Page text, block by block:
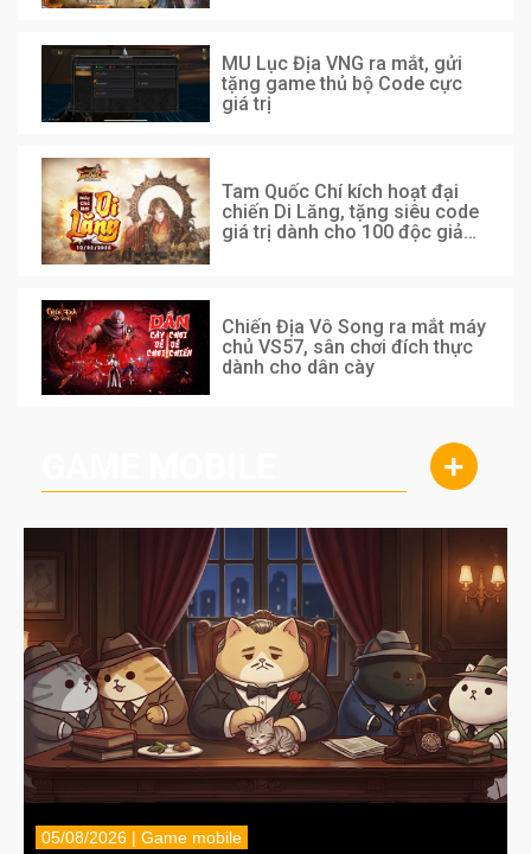
MU Lục Địa VNG ra mắt, gửi
tặng game thủ bộ Code cực
giá trị
Tam Quốc Chí kích hoạt đại
chiến Di Lăng, tặng siêu code
giá trị dành cho 100 độc giả
Chiến Địa Vô Song ra mắt máy
chủ VS57, sân chơi đích thực
dành cho dân cày
+
05/08/2026 | Game mobile